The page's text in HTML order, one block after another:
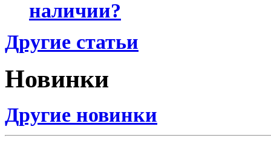
наличии?
Другие статьи
Новинки
Другие новинки